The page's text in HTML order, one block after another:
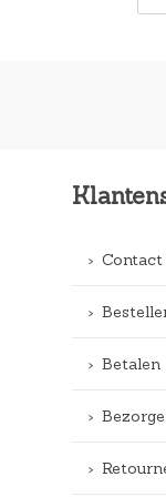
Contact
Betalen